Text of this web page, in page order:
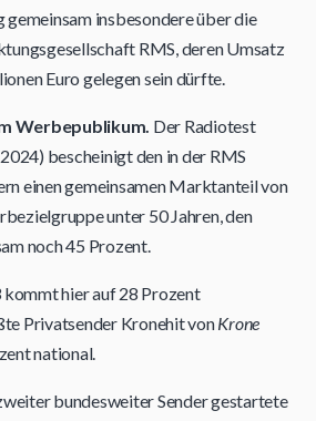
insbesondere über die
RMS, deren Umsatz
Euro gelegen sein dürfte.
Werbepublikum. Der Radiotest
bescheinigt den in der RMS
einen gemeinsamen Marktanteil von
unter 50 Jahren, den
noch 45 Prozent.
kommt hier auf 28 Prozent
Privatsender Kronehit vonKrone
national.
bundesweiter Sender gestartete